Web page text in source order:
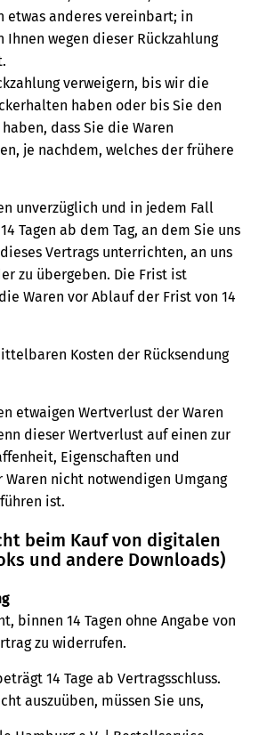
etwas anderes vereinbart; in
Ihnen wegen dieser Rückzahlung
verweigern, bis wir die
haben oder bis Sie den
dass Sie die Waren
je nachdem, welches der frühere
unverzüglich und in jedem Fall
Tagen ab dem Tag, an dem Sie uns
Vertrags unterrichten, an uns
zu übergeben. Die Frist ist
Waren vor Ablauf der Frist von 14
Kosten der Rücksendung
etwaigen Wertverlust der Waren
dieser Wertverlust auf einen zur
Eigenschaften und
Waren nicht notwendigen Umgang
ist.
beim Kauf von digitalen
und andere Downloads)
binnen 14 Tagen ohne Angabe von
zu widerrufen.
14 Tage ab Vertragsschluss.
auszuüben, müssen Sie uns,